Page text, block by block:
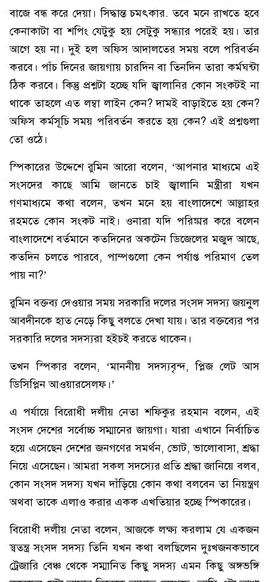
বাজে বন্ধ করে দেয়া। সিদ্ধান্ত চমৎকার. তবে মনে রাখতে হবে
কেনাকাটা বা শপিং যেটুকু হয় সেটুকু সন্ধ্যার পরেই হয়। তার
আগে হয় না। দুই হল অফিস আদালতের সময় বলে পরিবর্তন
করবে। পাঁচ দিনের জায়গায় চারদিন বা তিনদিন তারা কর্মঘন্টা
ঠিক করবে। কিন্তু প্রশ্নটা হচ্ছে যদি জ্বালানির কোন সংকটই না
থাকে তাহলে এত লম্বা লাইন কেন? দামই বাড়াইতে হয় কেন?
অফিস কর্মসূচি সময় পরিবর্তন করতে হয় কেন? এই প্রশ্নগুলা
তো ওঠে।
স্পিকারের উদ্দেশে রুমিন আরো বলেন, ‘আপনার মাধ্যমে এই
সংসদের কাছে আমি জানতে চাই জ্বালানি মন্ত্রীরা যখন
গণমাধ্যমে কথা বলেন, তখন মনে হয় বাংলাদেশে আল্লাহর
রহমতে কোন সংকট নাই। ওনারা যদি পরিষ্কার করে বলেন
বাংলাদেশে বর্তমানে কতদিনের অকটেন ডিজেলের মজুদ আছে,
কতদিন চলতে পারবে, পাম্পগুলো কেন পর্যাপ্ত পরিমাণ তেল
পায় না?’
রুমিন বক্তব্য দেওয়ার সময় সরকারি দলের সংসদ সদস্য জয়নুল
আবদীনকে হাত নেড়ে কিছু বলতে দেখা যায়। তার বক্তব্যের পর
সরকারি দলের সদস্যরা হইচই করতে থাকেন।
তখন স্পিকার বলেন, ‘মাননীয় সদস্যবৃন্দ, প্লিজ লেট আস
ডিসিপ্লিন আওয়ারসেলফ।’
এ পর্যায়ে বিরোধী দলীয় নেতা শফিকুর রহমান বলেন, এই
সংসদ দেশের সর্বোচ্চ সম্মানের জায়গা। যারা এখানে নির্বাচিত
হয়ে এসেছেন দেশের জনগণের সমর্থন, ভোট, ভালোবাসা, শ্রদ্ধা
নিয়ে এসেছেন। আমরা সকল সদস্যের প্রতি শ্রদ্ধা জানিয়ে বলব,
কোন সংসদ সদস্য যখন দাঁড়িয়ে কোন কথা বলবেন তা নিয়ন্ত্রণ
অথবা তাকে এলাও করার একক এখতিয়ার হচ্ছে স্পিকারের।
বিরোধী দলীয় নেতা বলেন, আজকে লক্ষ্য করলাম যে একজন
স্বতন্ত্র সংসদ সদস্য তিনি যখন কথা বলছিলেন দুঃখজনকভাবে
ট্রেজারি বেঞ্চ থেকে সম্মানিত কিছু সদস্য এমন কিছু অঙ্গভঙ্গি